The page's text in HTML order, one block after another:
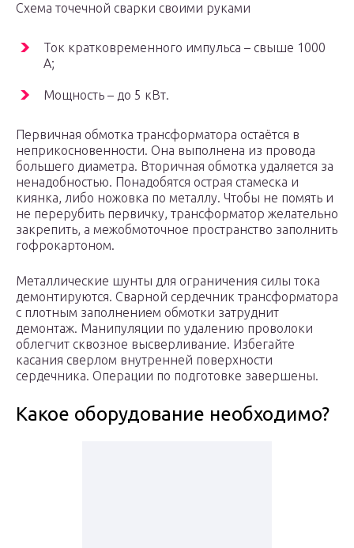
Схема точечной сварки своими руками
Ток кратковременного импульса – свыше 1000
А;
Мощность – до 5 кВт.
Первичная обмотка трансформатора остаётся в
неприкосновенности. Она выполнена из провода
большего диаметра. Вторичная обмотка удаляется за
ненадобностью. Понадобятся острая стамеска и
киянка, либо ножовка по металлу. Чтобы не помять и
не перерубить первичку, трансформатор желательно
закрепить, а межобмоточное пространство заполнить
гофрокартоном.
Металлические шунты для ограничения силы тока
демонтируются. Сварной сердечник трансформатора
с плотным заполнением обмотки затруднит
демонтаж. Манипуляции по удалению проволоки
облегчит сквозное высверливание. Избегайте
касания сверлом внутренней поверхности
сердечника. Операции по подготовке завершены.
Какое оборудование необходимо?